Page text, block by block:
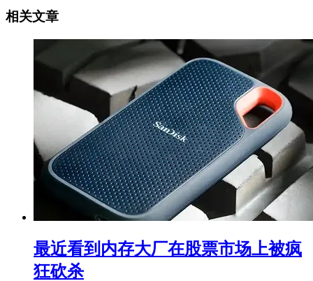
相关文章
最近看到内存大厂在股票市场上被疯
狂砍杀